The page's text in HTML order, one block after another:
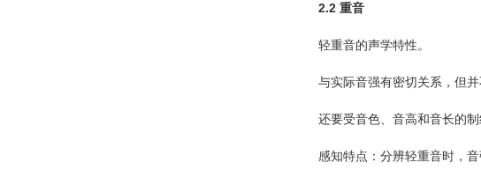
2.2 重音
轻重音的声学特性。
与实际音强有密切关系，但并
还要受音色、音高和音长的制
感知特点：分辨轻重音时，